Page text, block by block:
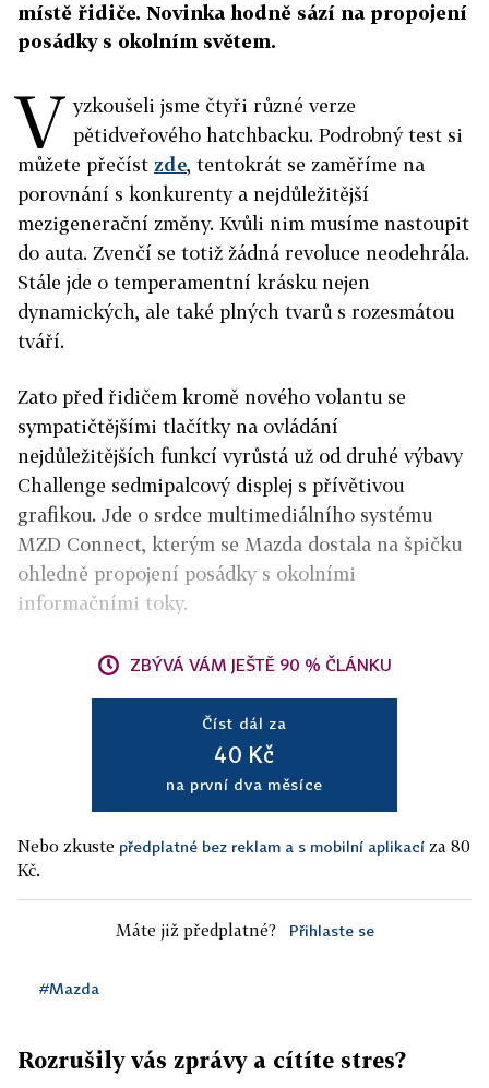
místě řidiče. Novinka hodně sází na propojení
posádky s okolním světem.
V yzkoušeli jsme čtyři různé verze
pětidveřového hatchbacku. Podrobný test si
můžete přečíst zde, tentokrát se zaměříme na
porovnání s konkurenty a nejdůležitější
mezigenerační změny. Kvůli nim musíme nastoupit
do auta. Zvenčí se totiž žádná revoluce neodehrála.
Stále jde o temperamentní krásku nejen
dynamických, ale také plných tvarů s rozesmátou
tváří.
Zato před řidičem kromě nového volantu se
sympatičtějšími tlačítky na ovládání
nejdůležitějších funkcí vyrůstá už od druhé výbavy
Challenge sedmipalcový displej s přívětivou
grafikou. Jde o srdce multimediálního systému
MZD Connect, kterým se Mazda dostala na špičku
ohledně propojení posádky s okolními
informačními toky.
ZBÝVÁ VÁM JEŠTĚ 90 % ČLÁNKU
Číst dál za
40 Kč
na první dva měsíce
Nebo zkuste předplatné bez reklam a s mobilní aplikací za 80
Kč.
Máte již předplatné? Přihlaste se
#Mazda
Rozrušily vás zprávy a cítíte stres?